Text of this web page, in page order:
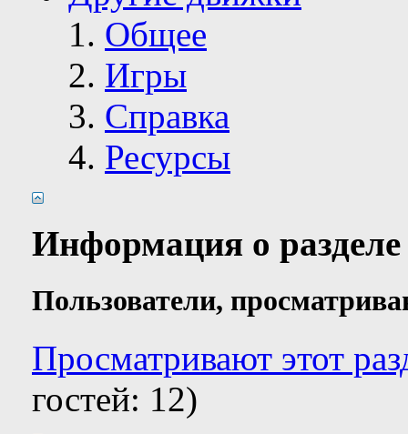
Общее
Игры
Справка
Ресурсы
Информация о
Пользователи,
Просматривают этот
гостей: 12)